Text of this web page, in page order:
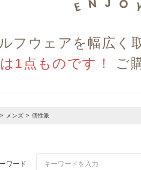
フウェアを幅広く
1点ものです！ ご
> メンズ > 個性派
ワード